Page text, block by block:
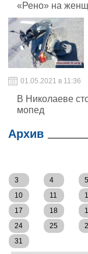
«Рено» на
01.05.2021 в 11:36
В Николаеве
мопед
Архив
3
4 5
10
11
17
18
24
25
31